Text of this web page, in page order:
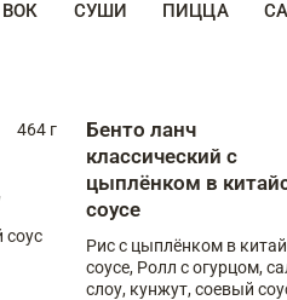
ВОК СУШИ ПИЦЦА
464 г
соус
Бенто ланч
классический с
цыплёнком в
соусе
Рис с цыплёнком в
соусе, Ролл с огурцом,
слоу, кунжут, соевый